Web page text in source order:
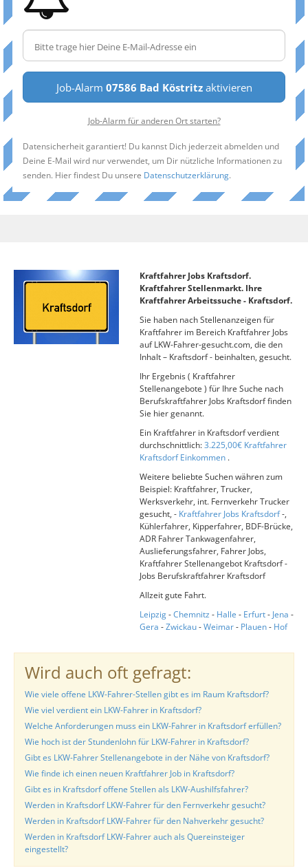
Job-Alarm 07586 Bad Köstritzaktivieren
Job-Alarm für anderen Ort starten?
Datensicherheit garantiert! Du kannst Dich jederzeit abmelden und
Deine E-Mail wird nur verwendet, um Dir nützliche Informationen zu
senden. Hier findest Du unsere Datenschutzerklärung.
Kraftfahrer Jobs Kraftsdorf.
Kraftfahrer Stellenmarkt. Ihre
Kraftfahrer Arbeitssuche - Kraftsdorf.
Sie haben nach Stellenanzeigen für
Kraftfahrer im Bereich Kraftfahrer Jobs
auf LKW-Fahrer-gesucht.com, die den
Inhalt – Kraftsdorf - beinhalten, gesucht.
Ihr Ergebnis ( Kraftfahrer
Stellenangebote ) für Ihre Suche nach
Berufskraftfahrer Jobs Kraftsdorf finden
Sie hier genannt.
Ein Kraftfahrer in Kraftsdorf verdient
durchschnittlich:3.225,00€ Kraftfahrer
Kraftsdorf Einkommen .
Weitere beliebte Suchen währen zum
Beispiel: Kraftfahrer, Trucker,
Werksverkehr, int. Fernverkehr Trucker
gesucht, - Kraftfahrer Jobs Kraftsdorf-,
Kühlerfahrer, Kipperfahrer, BDF-Brücke,
ADR Fahrer Tankwagenfahrer,
Auslieferungsfahrer, Fahrer Jobs,
Kraftfahrer Stellenangebot Kraftsdorf -
Jobs Berufskraftfahrer Kraftsdorf
Allzeit gute Fahrt.
Leipzig-Chemnitz - Halle - Erfurt- Jena -
Gera -Zwickau-Weimar- Plauen- Hof
Wird auch oft gefragt:
Wie viele offene LKW-Fahrer-Stellen gibt es im Raum Kraftsdorf?
Wie viel verdient ein LKW-Fahrer in Kraftsdorf?
Welche Anforderungen muss ein LKW-Fahrer in Kraftsdorf erfüllen?
Wie hoch ist der Stundenlohn für LKW-Fahrer in Kraftsdorf?
Gibt es LKW-Fahrer Stellenangebote in der Nähe von Kraftsdorf?
Wie finde ich einen neuen Kraftfahrer Job in Kraftsdorf?
Gibt es in Kraftsdorf offene Stellen als LKW-Aushilfsfahrer?
Werden in Kraftsdorf LKW-Fahrer für den Fernverkehr gesucht?
Werden in Kraftsdorf LKW-Fahrer für den Nahverkehr gesucht?
Werden in Kraftsdorf LKW-Fahrer auch als Quereinsteiger
eingestellt?